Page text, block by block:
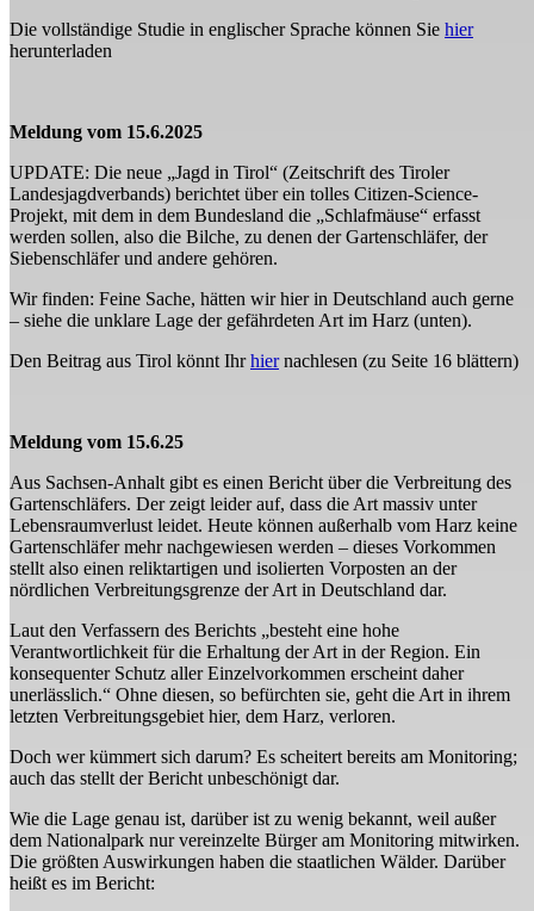
Die vollständige Studie in englischer Sprache können Sie hier
herunterladen
Meldung vom 15.6.2025
UPDATE: Die neue „Jagd in Tirol“ (Zeitschrift des Tiroler
Landesjagdverbands) berichtet über ein tolles Citizen-Science-
Projekt, mit dem in dem Bundesland die „Schlafmäuse“ erfasst
werden sollen, also die Bilche, zu denen der Gartenschläfer, der
Siebenschläfer und andere gehören.
Wir finden: Feine Sache, hätten wir hier in Deutschland auch gerne
– siehe die unklare Lage der gefährdeten Art im Harz (unten).
Den Beitrag aus Tirol könnt Ihrhiernachlesen (zu Seite 16 blättern)
Meldung vom 15.6.25
Aus Sachsen-Anhalt gibt es einen Bericht über die Verbreitung des
Gartenschläfers. Der zeigt leider auf, dass die Art massiv unter
Lebensraumverlust leidet. Heute können außerhalb vom Harz keine
Gartenschläfer mehr nachgewiesen werden – dieses Vorkommen
stellt also einen reliktartigen und isolierten Vorposten an der
nördlichen Verbreitungsgrenze der Art in Deutschland dar.
Laut den Verfassern des Berichts „besteht eine hohe
Verantwortlichkeit für die Erhaltung der Art in der Region. Ein
konsequenter Schutz aller Einzelvorkommen erscheint daher
unerlässlich.“ Ohne diesen, so befürchten sie, geht die Art in ihrem
letzten Verbreitungsgebiet hier, dem Harz, verloren.
Doch wer kümmert sich darum? Es scheitert bereits am Monitoring;
auch das stellt der Bericht unbeschönigt dar.
Wie die Lage genau ist, darüber ist zu wenig bekannt, weil außer
dem Nationalpark nur vereinzelte Bürger am Monitoring mitwirken.
Die größten Auswirkungen haben die staatlichen Wälder. Darüber
heißt es im Bericht: